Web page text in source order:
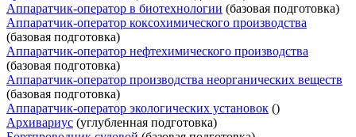
Аппаратчик-оператор в биотехнологии (базовая подготовка)
Аппаратчик-оператор коксохимического производства
(базовая подготовка)
Аппаратчик-оператор нефтехимического производства
(базовая подготовка)
Аппаратчик-оператор производства неорганических веществ
(базовая подготовка)
Аппаратчик-оператор экологических установок ()
Архивариус (углубленная подготовка)